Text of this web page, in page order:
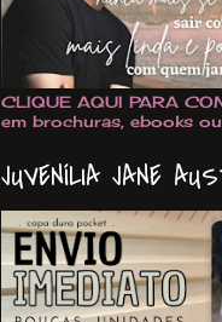
CLIQUE AQUI PARA
em brochuras, ebooks
JUVENÍLIA JANE